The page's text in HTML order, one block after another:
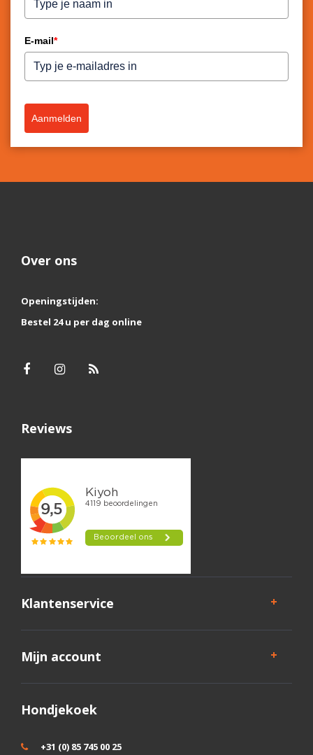
E-mail*
Aanmelden
Over ons
Openingstijden:
Bestel 24 u per dag online
Reviews
Klantenservice
Mijn account
Hondjekoek
+31 (0) 85 745 00 25